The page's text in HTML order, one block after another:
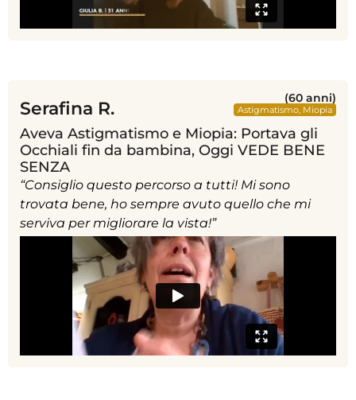
Serafina R. (60 anni)
Astigmatismo Miopia
Aveva Astigmatismo e Miopia: Portava gli
Occhiali fin da bambina, Oggi VEDE BENE
SENZA
“Consiglio questo percorso a tutti! Mi sono
trovata bene, ho sempre avuto quello che mi
serviva per migliorare la vista!”